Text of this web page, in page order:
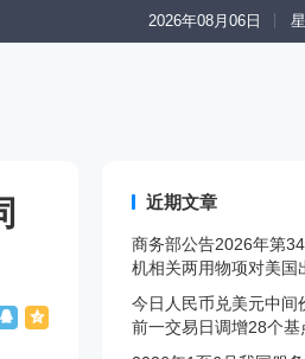
2026年08月06日
近期文章
商务部公告2026年第
机相关两用物项对美国
今日人民币兑美元中间
前一交易日调增28个基